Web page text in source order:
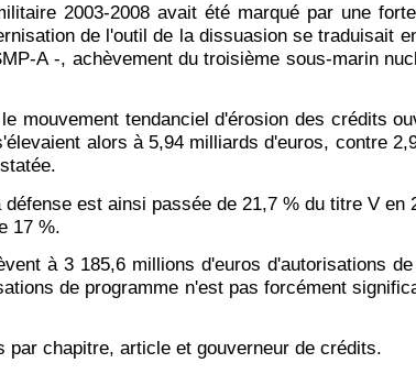
2003-2008 avait été marqué par une
de l'outil de la dissuasion se traduisait
A -, achèvement du troisième sous-marin
mouvement tendanciel d'érosion des crédits
alors à 5,94 milliards d'euros, contre
est ainsi passée de 21,7 % du titre V
17 %.
à 3 185,6 millions d'euros d'autorisations
de programme n'est pas forcément
chapitre, article et gouverneur de crédits.